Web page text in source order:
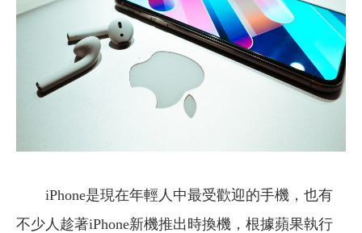
iPhone是現在年輕人中最受歡迎的手機，也有
不少人趁著iPhone新機推出時換機，根據蘋果執行